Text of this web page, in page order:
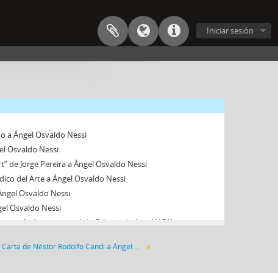
Iniciar sesión
el Arte a Sr. Dr. del diario El Día de La Plata Don Raúl Klayselburg
de Críticos de Artes (AICA) a Ángel Osvaldo Nessi
C. Puchulu a Ángel Osvaldo Nessi
Osvaldo Nessi
Nación a Ángel Osvaldo Nessi
Ángel Osvaldo Nessi
a Ángel Osvaldo Nessi
Osvaldo Nessi
de Jorge Pereira a Ángel Osvaldo Nessi
del Arte a Ángel Osvaldo Nessi
Osvaldo Nessi
Osvaldo Nessi
Internacional de Críticos de Arte (AICA) y sobre.
de Buenos Aires a Ángel Osvaldo Nessi
Osvaldo Nessi
Carta de Néstor Rodolfo Candi a Ángel Osvaldo Nessi